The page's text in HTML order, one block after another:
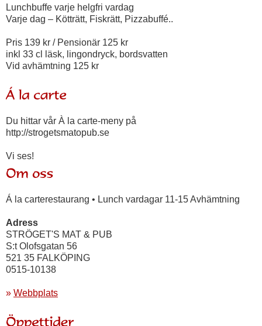
Lunchbuffe varje helgfri vardag
Varje dag – Kötträtt, Fiskrätt, Pizzabuffé..
Pris 139 kr / Pensionär 125 kr
inkl 33 cl läsk, lingondryck, bordsvatten
Vid avhämtning 125 kr
Du hittar vår À la carte-meny på
http://strogetsmatopub.se
Vi ses!
Á la carterestaurang • Lunch vardagar 11-15 Avhämtning
Adress
STRÖGET'S MAT & PUB
S:t Olofsgatan 56
521 35 FALKÖPING
0515-10138
» Webbplats